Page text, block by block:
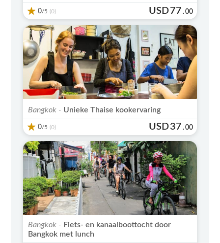
0/5 (0) USD77 .00
Bangkok - Unieke Thaise kookervaring
0/5 (0) USD37 .00
Bangkok - Fiets- en kanaalboottocht door
Bangkok met lunch